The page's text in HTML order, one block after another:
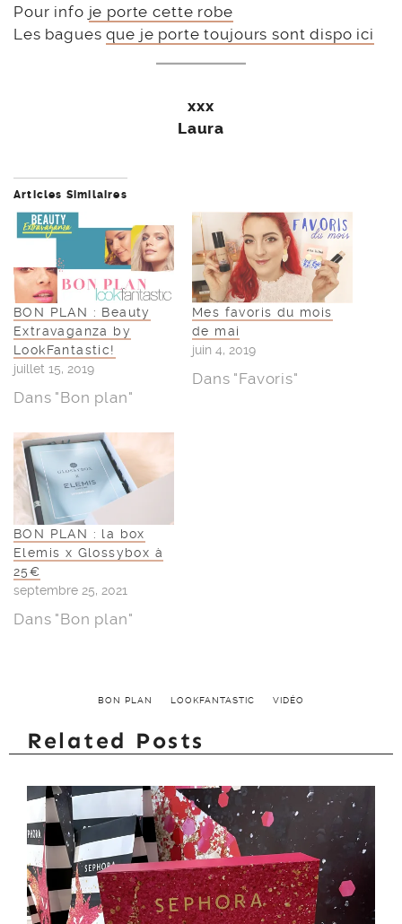
Pour info je porte cette robe
Les baguesque je porte toujours sont dispo ici
xxx
Laura
Articles Similaires
BON PLAN : Beauty
Extravaganza by
LookFantastic!
juillet 15, 2019
Dans "Bon plan"
Mes favoris du mois
de mai
juin 4, 2019
Dans "Favoris"
BON PLAN : la box
Elemis x Glossybox à
25€
septembre 25, 2021
Dans "Bon plan"
BON PLAN LOOKFANTASTIC VIDÉO
Related Posts